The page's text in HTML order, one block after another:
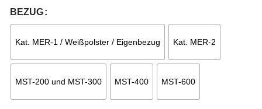
BEZUG
Kat. MER-1 / Weißpolster / Eigenbezug Kat. MER-2
MST-200 und MST-300 MST-400 MST-600